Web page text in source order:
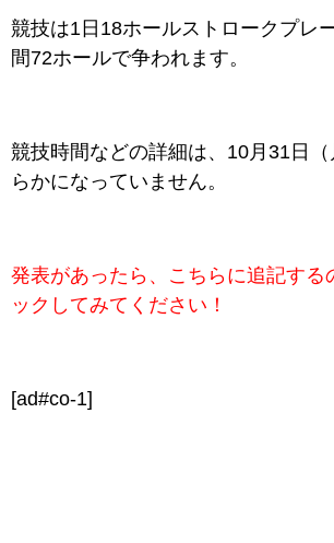
競技は1日18ホールストロークプレ
間72ホールで争われます。
競技時間などの詳細は、10月31日
らかになっていません。
発表があったら、こちらに追記する
ックしてみてください！
[ad#co-1]